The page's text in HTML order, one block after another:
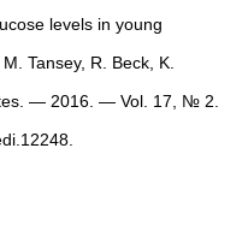
levels in young
Tansey, R. Beck, K.
— 2016. — Vol. 17, № 2.